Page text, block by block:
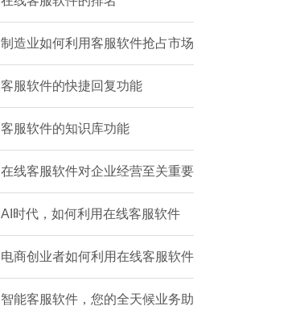
制造业如何利用客服软件抢占市场
客服软件的快捷回复功能
客服软件的知识库功能
在线客服软件对企业经营至关重要
AI时代，如何利用在线客服软件
电商创业者如何利用在线客服软件
智能客服软件，您的全天候业务助